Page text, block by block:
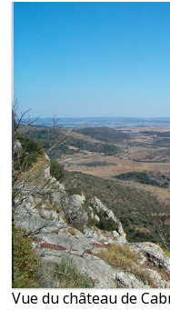
Vue du château de